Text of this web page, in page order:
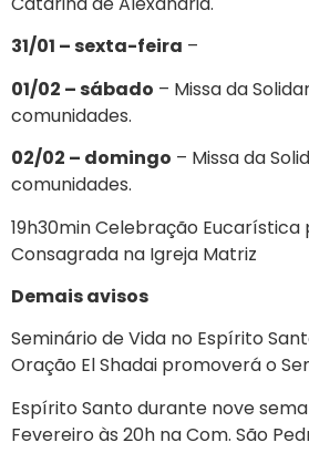
31/01 – sexta-feira –
01/02 – sábado – Missa da
comunidades.
02/02 – domingo – Missa da
comunidades.
19h30min Celebração Eucarística
Consagrada na Igreja Matriz
Demais avisos
Seminário de Vida no Espírito
Oração El Shadai promoverá o
Espírito Santo durante nove
Fevereiro às 20h na Com. São